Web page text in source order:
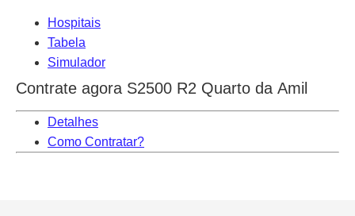
Hospitais
Tabela
Simulador
Contrate agora S2500 R2 Quarto da Amil
Detalhes
Como Contratar?